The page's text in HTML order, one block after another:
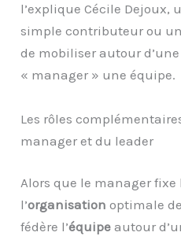
l’explique Cécile Dejoux,
simple contributeur ou
de mobiliser autour
« manager » une équipe.
Les rôles
manager et du leader
Alors que le manager fixe
l’organisation optimale
fédère l’équipe autour